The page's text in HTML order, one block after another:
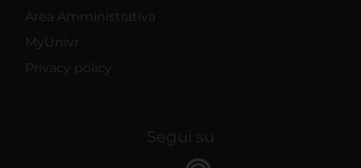
Area Amministrativa
MyUnivr
Privacy policy
Segui su